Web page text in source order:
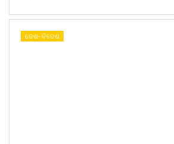
ଦେଶ- ବିଦେଶ